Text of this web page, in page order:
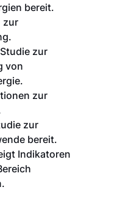
bereit.
zur
zur
von
zur
zur
bereit.
Indikatoren